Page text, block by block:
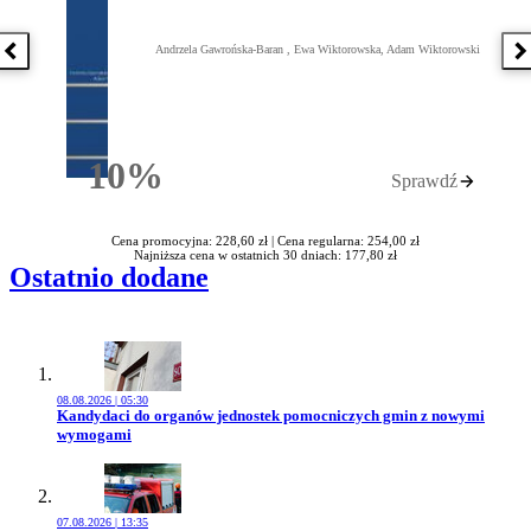
Poprzednia książka
10%Rabatu
Andrzela Gawrońska-Baran , Ewa Wiktorowska, Adam Wiktorowski
Sprawdź
Cena promocyjna: 228,60 zł | Cena regularna: 254,00 zł
Najniższa cena w ostatnich 30 dniach: 177,80 zł
Ostatnio dodane
08.08.2026 | 05:30
Przejdź do artykułu:
Kandydaci do organów jednostek pomocniczych gmin z nowymi
wymogami
07.08.2026 | 13:35